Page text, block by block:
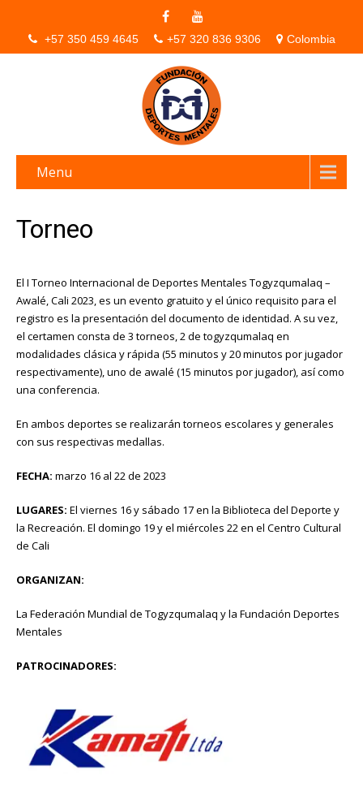
+57 350 459 4645 +57 320 836 9306 Colombia
Menu
Torneo
El I Torneo Internacional de Deportes Mentales Togyzqumalaq –
Awalé, Cali 2023, es un evento gratuito y el único requisito para el
registro es la presentación del documento de identidad. A su vez,
el certamen consta de 3 torneos, 2 de togyzqumalaq en
modalidades clásica y rápida (55 minutos y 20 minutos por jugador
respectivamente), uno de awalé (15 minutos por jugador), así como
una conferencia.
En ambos deportes se realizarán torneos escolares y generales
con sus respectivas medallas.
FECHA: marzo 16 al 22 de 2023
LUGARES: El viernes 16 y sábado 17 en la Biblioteca del Deporte y
la Recreación. El domingo 19 y el miércoles 22 en el Centro Cultural
de Cali
ORGANIZAN:
La Federación Mundial de Togyzqumalaq y la Fundación Deportes
Mentales
PATROCINADORES: